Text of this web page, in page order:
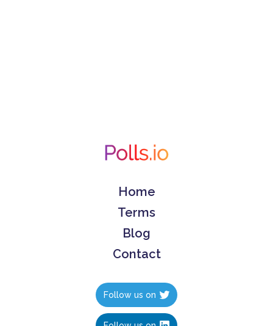
Home
Terms
Blog
Contact
Follow us on